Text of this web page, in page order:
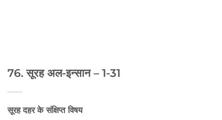
76. सूरह अल-इन्सान – 1-31
सूरह दहर के संक्षिप्त विषय